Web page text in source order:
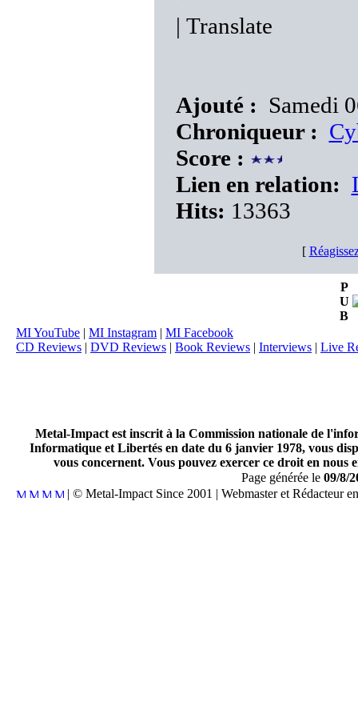
| Translate
Ajouté : Samedi
Chroniqueur :
Score :
Lien en relation:
Hits: 13363
[
P
U
B
MI YouTube | MI Instagram | MI Facebook
CD Reviews | DVD Reviews | Book Reviews | Interviews | Live
Metal-Impact est inscrit à la Commission nationale de
Informatique et Libertés en date du 6 janvier 1978, vous
vous concernent. Vous pouvez exercer ce droit en
Page générée le 09/8/
| © Metal-Impact Since 2001 | Webmaster et Rédacteur